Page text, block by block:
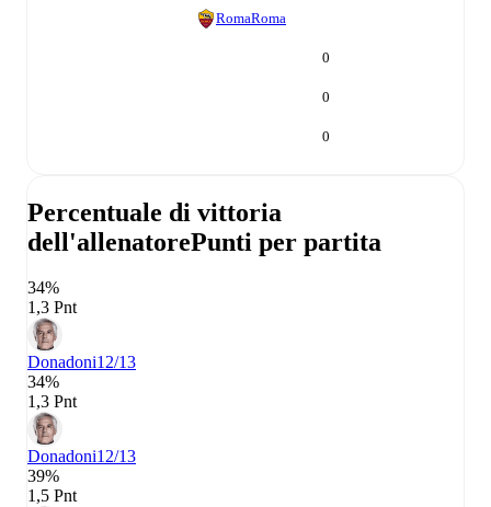
RomaRoma
0
0
0
Percentuale di vittoria
dell'allenatorePunti per partita
34%
1,3 Pnt
Donadoni12/13
34%
1,3 Pnt
Donadoni12/13
39%
1,5 Pnt